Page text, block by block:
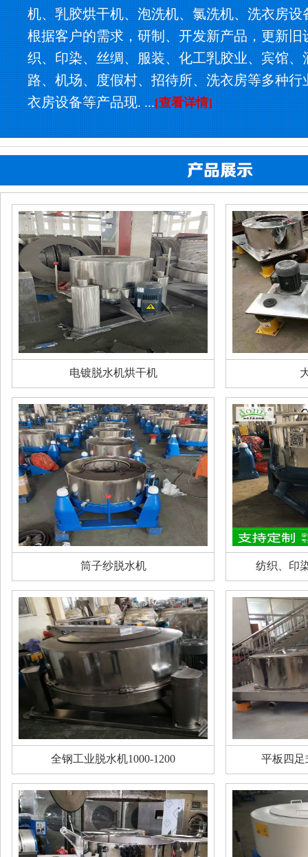
机、乳胶烘干机、泡洗机、氯洗机、洗衣房设
根据客户的需求，研制、开发新产品，更新旧
织、印染、丝绸、服装、化工乳胶业、宾馆、
路、机场、度假村、招待所、洗衣房等多种行
衣房设备等产品现. ...[查看详情]
电镀脱水机烘干机
筒子纱脱水机 纺织、印
全钢工业脱水机1000-1200 平板四足